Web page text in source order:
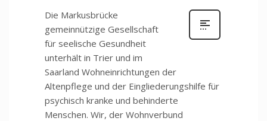
Die Markusbrücke
gemeinnützige Gesellschaft
für seelische Gesundheit
unterhält in Trier und im
Saarland Wohneinrichtungen der
Altenpflege und der Eingliederungshilfe für
psychisch kranke und behinderte
Menschen. Wir, der Wohnverbund